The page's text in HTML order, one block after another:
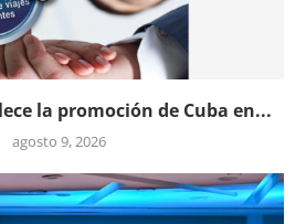
la promoción de Cuba en...
agosto 9, 2026